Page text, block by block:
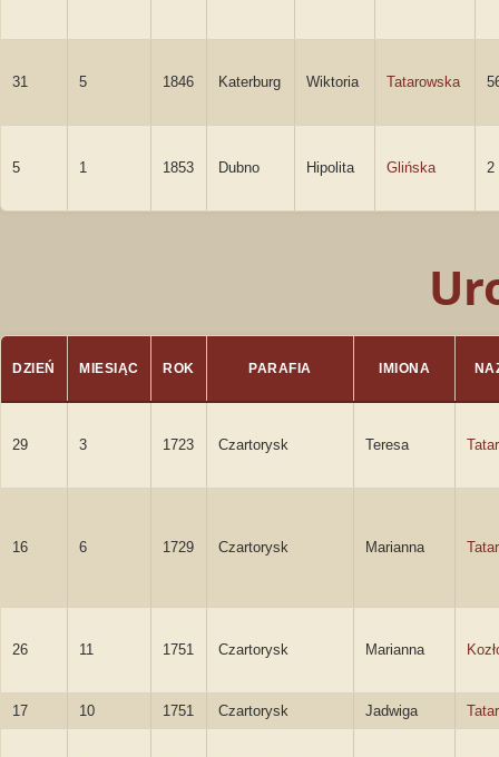
31 5 1846 Katerburg Wiktoria Tatarowska
5 1 1853 Dubno Hipolita Glińska 2
DZIEŃ MIESIĄC ROK PARAFIA IMIONA
29 3 1723 Czartorysk Teresa
16 6 1729 Czartorysk Marianna
26 11 1751 Czartorysk Marianna
17 10 1751 Czartorysk Jadwiga